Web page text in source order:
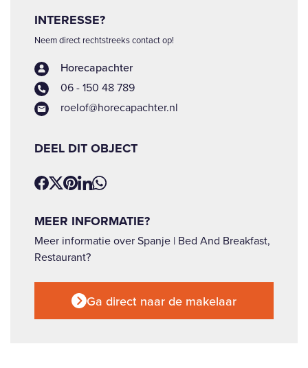
INTERESSE?
Neem direct rechtstreeks contact op!
Horecapachter
06 - 150 48 789
roelof@horecapachter.nl
DEEL DIT OBJECT
MEER INFORMATIE?
Meer informatie over Spanje | Bed And Breakfast,
Restaurant?
Ga direct naar de makelaar